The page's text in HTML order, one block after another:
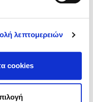
λεπτομερειών
cookies
Δεδομένων